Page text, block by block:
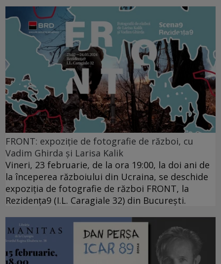
FRONT: expoziție de fotografie de război, cu
Vadim Ghirda și Larisa Kalik
Vineri, 23 februarie, de la ora 19:00, la doi ani de
la începerea războiului din Ucraina, se deschide
expoziția de fotografie de război FRONT, la
Rezidența9 (I.L. Caragiale 32) din București.